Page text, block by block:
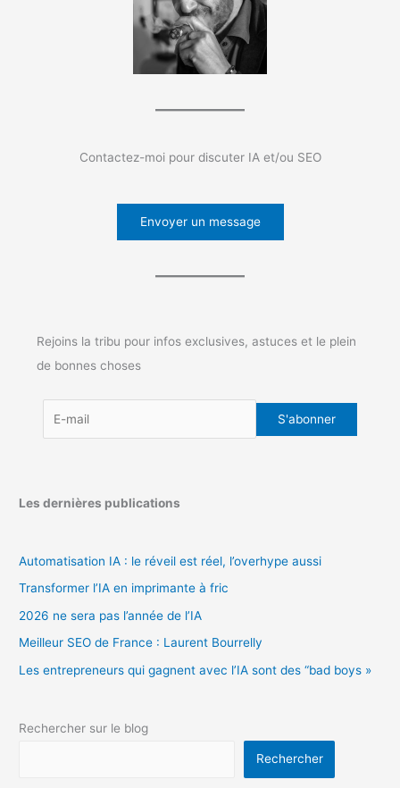
Contactez-moi pour discuter IA et/ou SEO
Envoyer un message
Rejoins la tribu pour infos exclusives, astuces et le plein
de bonnes choses
Les dernières publications
Automatisation IA : le réveil est réel, l’overhype aussi
Transformer l’IA en imprimante à fric
2026 ne sera pas l’année de l’IA
Meilleur SEO de France : Laurent Bourrelly
Les entrepreneurs qui gagnent avec l’IA sont des “bad boys »
Rechercher sur le blog
Rechercher